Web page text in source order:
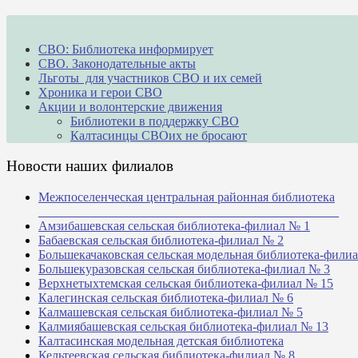
СВО: Библиотека информирует
СВО. Законодательные акты
Льготы для участников СВО и их семей
Хроника и герои СВО
Акции и волонтерские движения
Библиотеки в поддержку СВО
Калтасинцы СВОих не бросают
Новости наших филиалов
Межпоселенческая центральная районная библиотека
Амзибашевская сельская библиотека-филиал № 1
Бабаевская сельская библиотека-филиал № 2
Большекачаковская сельская модельная библиотека-
Большекуразовская сельская библиотека-филиал № 3
Верхнетыхтемская сельская библиотека-филиал № 15
Калегинская сельская библиотека-филиал № 6
Калмашевская сельская библиотека-филиал № 5
Калмиябашевская сельская библиотека-филиал № 13
Калтасинская модельная детская библиотека